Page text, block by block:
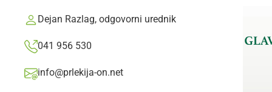
Dejan Razlag, odgovorni urednik
041 956 530
info@prlekija-on.net